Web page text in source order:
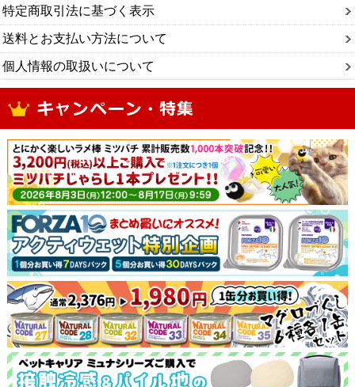
特定商取引法に基づく表示
送料とお支払い方法について
個人情報の取扱いについて